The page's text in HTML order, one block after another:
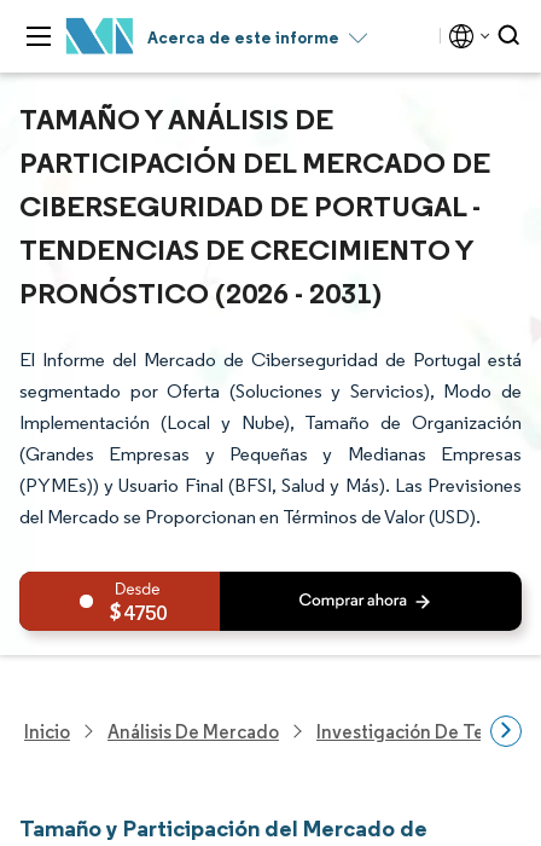
Acerca de este informe
TAMAÑO Y ANÁLISIS DE
PARTICIPACIÓN DEL MERCADO DE
CIBERSEGURIDAD DE PORTUGAL -
TENDENCIAS DE CRECIMIENTO Y
PRONÓSTICO (2026 - 2031)
El Informe del Mercado de Ciberseguridad de Portugal está
segmentado por Oferta (Soluciones y Servicios), Modo de
Implementación (Local y Nube), Tamaño de Organización
(Grandes Empresas y Pequeñas y Medianas Empresas
(PYMEs)) y Usuario Final (BFSI, Salud y Más). Las Previsiones
del Mercado se Proporcionan en Términos de Valor (USD).
4750
Inicio Análisis De Mercado Investigación De
Tamaño y Participación del Mercado de